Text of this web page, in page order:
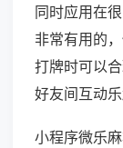
同时应用在
非常有用的
打牌时可以
好友间互动乐
小程序微乐